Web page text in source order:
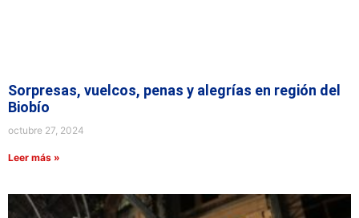
Sorpresas, vuelcos, penas y alegrías en región del
Biobío
octubre 27, 2024
Leer más »